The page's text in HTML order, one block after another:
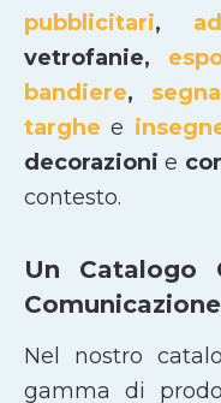
pubblicitari,
vetrofanie,
bandiere,
targhee
decorazionie
contesto.
Un Catalogo
Comunicazione
Nel nostro
gamma di